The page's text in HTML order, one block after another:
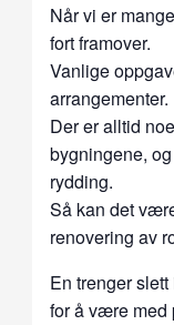
Når vi er
fort framover.
Vanlige
arrangementer.
Der er alltid
bygningene,
rydding.
Så kan det
renovering av
En trenger
for å være med